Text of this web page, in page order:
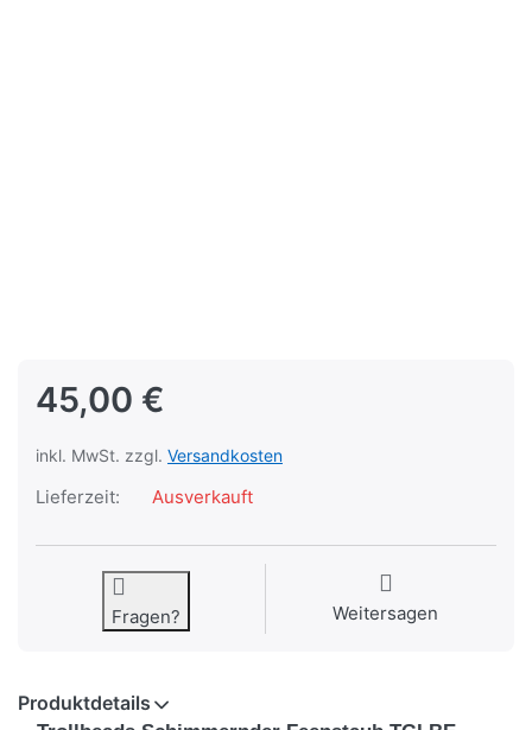
45,00 €
inkl. MwSt. zzgl. Versandkosten
Lieferzeit: Ausverkauft
Fragen? Weitersagen
Produktdetails